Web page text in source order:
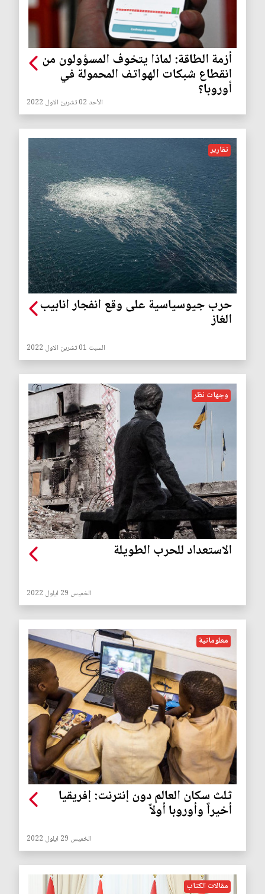
أزمة الطاقة: لماذا يتخوف المسؤولون من
انقطاع شبكات الهواتف المحمولة في
أوروبا؟
الأحد 02 تشرين الاول 2022
تقارير
حرب جيوسياسية على وقع انفجار انابيب
الغاز
السبت 01 تشرين الاول 2022
وجهات نظر
الاستعداد للحرب الطويلة
الخميس 29 ايلول 2022
معلوماتية
ثلث سكان العالم دون إنترنت: إفريقيا
أخيراً وأوروبا أولاً
الخميس 29 ايلول 2022
مقالات الكتاب